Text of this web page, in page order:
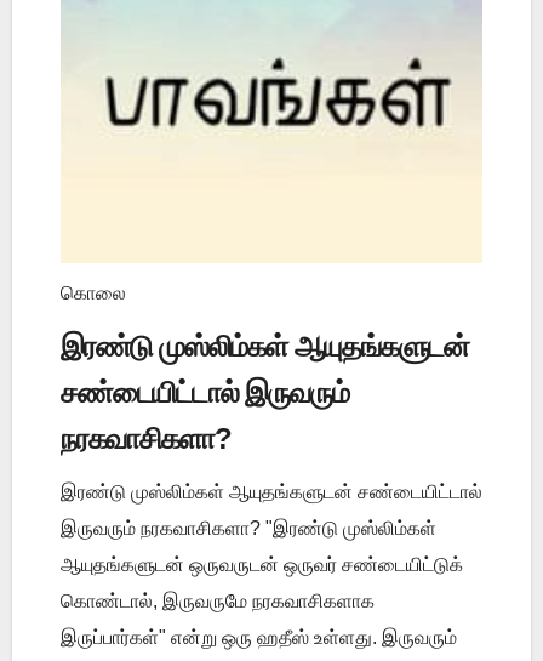
கொலை
இரண்டு முஸ்லிம்கள் ஆயுதங்களுடன்
சண்டையிட்டால் இருவரும்
நரகவாசிகளா?
இரண்டு முஸ்லிம்கள் ஆயுதங்களுடன் சண்டையிட்டால்
இருவரும் நரகவாசிகளா? "இரண்டு முஸ்லிம்கள்
ஆயுதங்களுடன் ஒருவருடன் ஒருவர் சண்டையிட்டுக்
கொண்டால், இருவருமே நரகவாசிகளாக
இருப்பார்கள்" என்று ஒரு ஹதீஸ் உள்ளது. இருவரும்